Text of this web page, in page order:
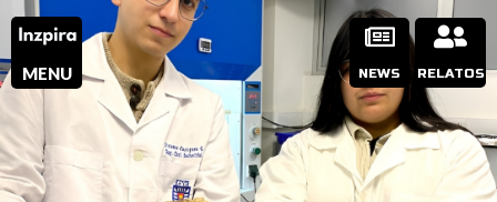
MENU NEWS RELATOS